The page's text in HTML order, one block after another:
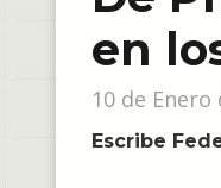
en
10 de Enero
Escribe